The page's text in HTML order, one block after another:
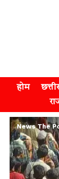
होम
News The